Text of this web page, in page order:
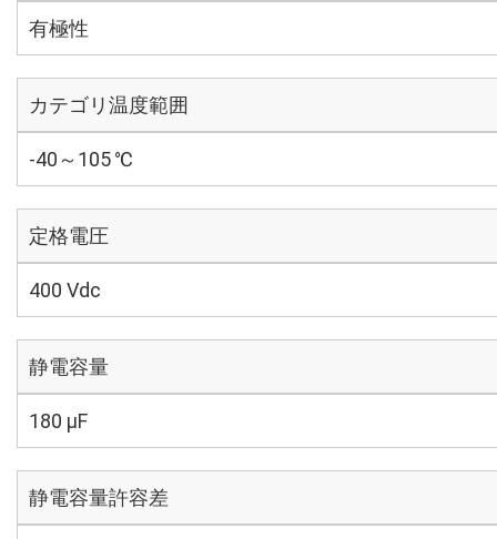
有極性
カテゴリ温度範囲
-40～105 ℃
定格電圧
400 Vdc
静電容量
180 µF
静電容量許容差